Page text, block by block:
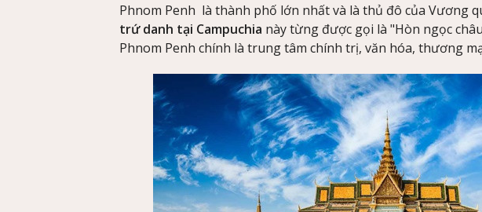
Phnom Penh là thành phố lớn nhất và là thủ đô của Vương
trứ danh tại Campuchia này từng được gọi là "Hòn ngọc
Phnom Penh chính là trung tâm chính trị, văn hóa, thương